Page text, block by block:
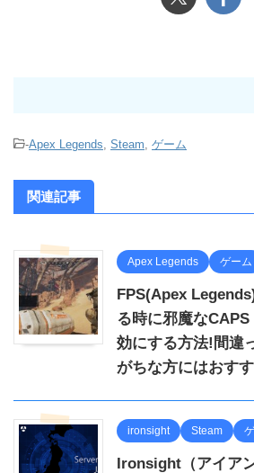
-Apex Legends Steam ゲーム
関連記事
Apex Legends ゲーム
FPS(Apex
る時に邪魔な
効にする方法!間違
がちな方にはおすす
ironsight Steam
Ironsight（アイア